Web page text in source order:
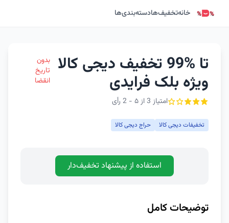
خانهتخفیف‌هادسته‌بندی‌ها
تا %99 تخفیف دیجی کالا
ویژه بلک فرایدی
امتیاز 3 از ۵ - 2 رأی
بدون
تاریخ
انقضا
تخفیفات دیجی کالا حراج دیجی کالا
استفاده از پیشنهاد تخفیف‌دار
توضیحات کامل